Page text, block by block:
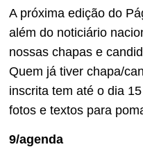
A próxima edição do
além do noticiário
nossas chapas e
Quem já tiver chapa/
inscrita tem até o dia
fotos e textos para
9/agenda